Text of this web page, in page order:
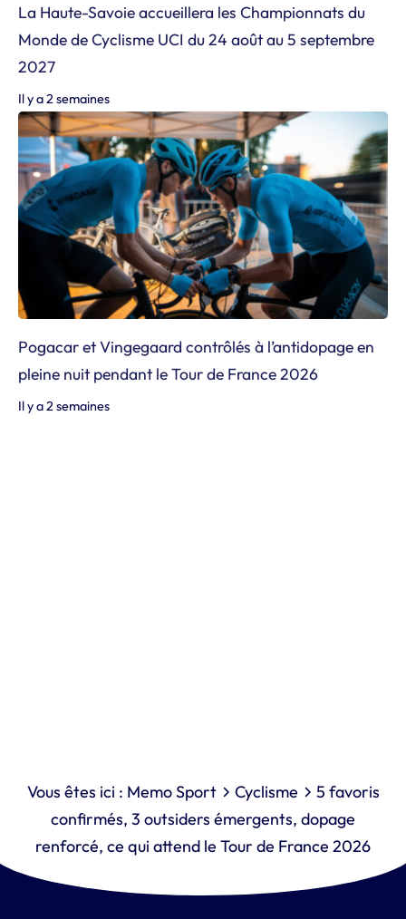
La Haute-Savoie accueillera les Championnats du
Monde de Cyclisme UCI du 24 août au 5 septembre
2027
Il y a 2 semaines
Pogacar et Vingegaard contrôlés à l’antidopage en
pleine nuit pendant le Tour de France 2026
Il y a 2 semaines
Vous êtes ici : Memo Sport Cyclisme
5 favoris
confirmés, 3 outsiders émergents, dopage
renforcé, ce qui attend le Tour de France 2026